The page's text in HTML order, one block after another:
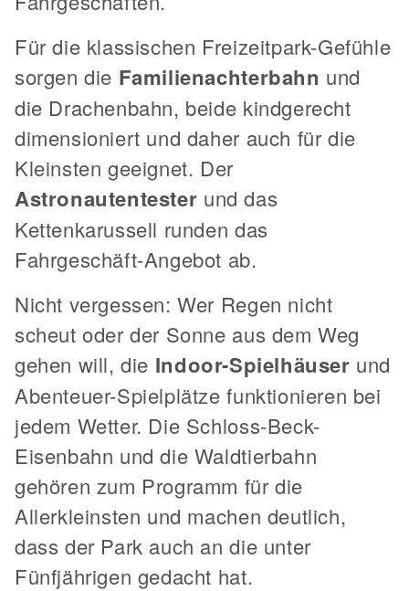
Für die klassischen Freizeitpark-Gefühle
sorgen die Familienachterbahn und
die Drachenbahn, beide kindgerecht
dimensioniert und daher auch für die
Kleinsten geeignet. Der
Astronautentester und das
Kettenkarussell runden das
Fahrgeschäft-Angebot ab.
Nicht vergessen: Wer Regen nicht
scheut oder der Sonne aus dem Weg
gehen will, die Indoor-Spielhäuser und
Abenteuer-Spielplätze funktionieren bei
jedem Wetter. Die Schloss-Beck-
Eisenbahn und die Waldtierbahn
gehören zum Programm für die
Allerkleinsten und machen deutlich,
dass der Park auch an die unter
Fünfjährigen gedacht hat.